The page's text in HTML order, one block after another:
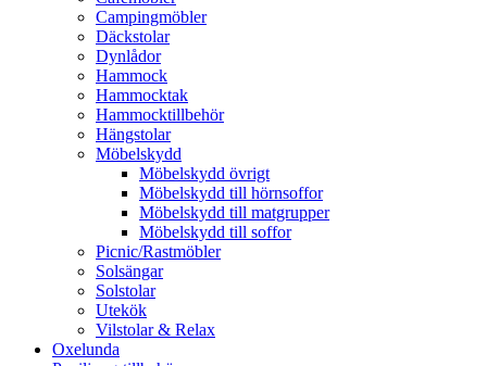
Campingmöbler
Däckstolar
Dynlådor
Hammock
Hammocktak
Hammocktillbehör
Hängstolar
Möbelskydd
Möbelskydd övrigt
Möbelskydd till hörnsoffor
Möbelskydd till matgrupper
Möbelskydd till soffor
Picnic/Rastmöbler
Solsängar
Solstolar
Utekök
Vilstolar & Relax
Oxelunda